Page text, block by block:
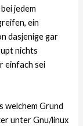
jedem
ein
dasjenige gar
nichts
einfach sei
welchem Grund
unter Gnu/linux